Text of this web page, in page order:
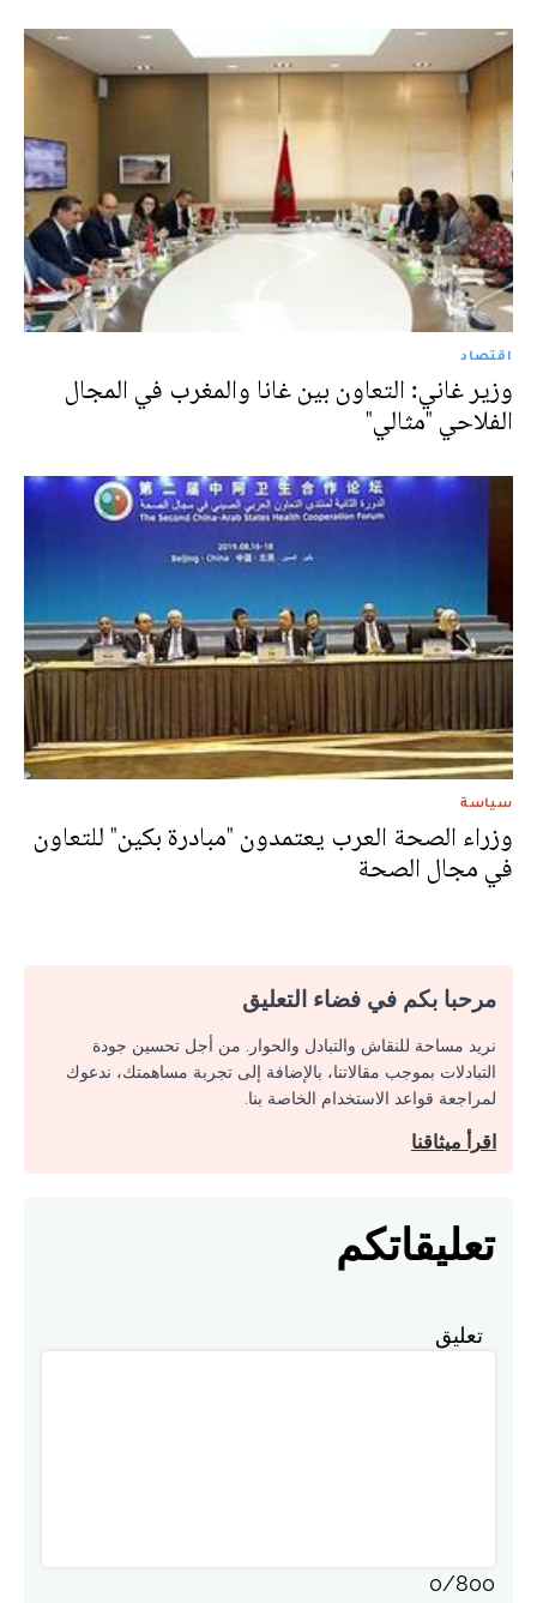
اقتصاد
وزير غاني: التعاون بين غانا والمغرب في المجال
الفلاحي "مثالي"
سياسة
وزراء الصحة العرب يعتمدون "مبادرة بكين" للتعاون
في مجال الصحة
مرحبا بكم في فضاء التعليق
نريد مساحة للنقاش والتبادل والحوار. من أجل تحسين جودة
التبادلات بموجب مقالاتنا، بالإضافة إلى تجربة مساهمتك، ندعوك
لمراجعة قواعد الاستخدام الخاصة بنا.
اقرأ ميثاقنا
تعليقاتكم
تعليق
0/800